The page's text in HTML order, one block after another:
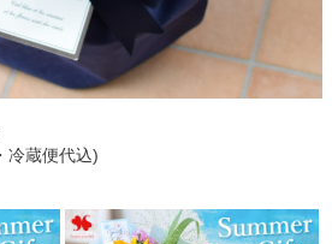
冷蔵便代込)